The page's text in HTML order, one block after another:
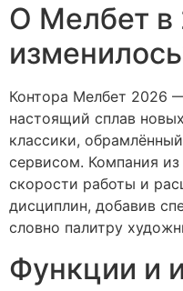
О Мелбет в
Контора Мелбет 2026
настоящий сплав
классики,
сервисом. Компания из
скорости работы и
дисциплин, добавив
словно палитру
Функции и